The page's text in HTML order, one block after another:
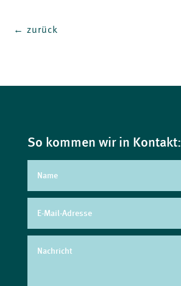
←zurück
So kommen wir in Kontakt: